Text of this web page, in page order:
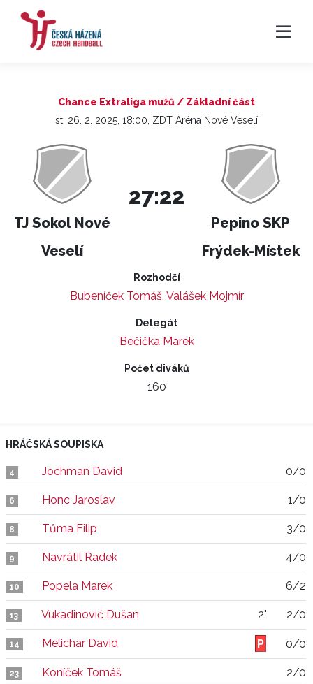
Chance Extraliga mužů / Základní část
st, 26. 2. 2025, 18:00, ZDT Aréna Nové Veselí
TJ Sokol Nové
Veselí
27:22
Pepino SKP
Frýdek-Místek
Rozhodčí
Bubeníček Tomáš, Valášek Mojmír
Delegát
Bečička Marek
Počet diváků
160
HRÁČSKÁ SOUPISKA
4 Jochman David 0/0
6 Honc Jaroslav 1/0
8 Tůma Filip 3/0
9 Navrátil Radek 4/0
10 Popela Marek 6/2
13 Vukadinović Dušan 2" 2/0
14 Melichar David 0/0
23 Koníček Tomáš 2/0